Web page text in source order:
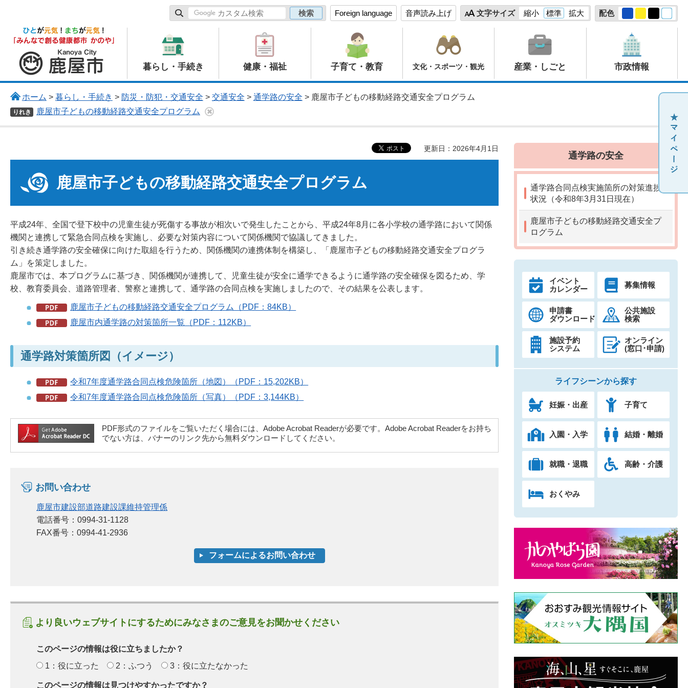
Foreign language 音声読み上げ 文字サイズ 縮小 標準 拡大 配色
鹿屋市
暮らし・手続き 健康・福祉 子育て・教育 文化・スポーツ・観光 産業・しごと 市政情報
ホーム > 暮らし・手続き > 防災・防犯・交通安全 > 交通安全 > 通学路の安全 > 鹿屋市子どもの移動経路交通安全プログラム
りれき 鹿屋市子どもの移動経路交通安全プログラム
更新日：2026年4月1日
鹿屋市子どもの移動経路交通安全プログラム
平成24年、全国で登下校中の児童生徒が死傷する事故が相次いで発生したことから、平成24年8月に各小学校の通学路において関係
機関と連携して緊急合同点検を実施し、必要な対策内容について関係機関で協議してきました。
引き続き通学路の安全確保に向けた取組を行うため、関係機関の連携体制を構築し、「鹿屋市子どもの移動経路交通安全プログラ
ム」を策定しました。
鹿屋市では、本プログラムに基づき、関係機関が連携して、児童生徒が安全に通学できるように通学路の安全確保を図るため、学
校、教育委員会、道路管理者、警察と連携して、通学路の合同点検を実施しましたので、その結果を公表します。
鹿屋市子どもの移動経路交通安全プログラム（PDF：84KB）
鹿屋市内通学路の対策箇所一覧（PDF：112KB）
通学路対策箇所図（イメージ）
令和7年度通学路合同点検危険箇所（地図）（PDF：15,202KB）
令和7年度通学路合同点検危険箇所（写真）（PDF：3,144KB）
PDF形式のファイルをご覧いただく場合には、Adobe Acrobat Readerが必要です。Adobe Acrobat Readerをお持ち
でない方は、バナーのリンク先から無料ダウンロードしてください。
お問い合わせ
鹿屋市建設部道路建設課維持管理係
電話番号：0994-31-1128
FAX番号：0994-41-2936
より良いウェブサイトにするためにみなさまのご意見をお聞かせください
このページの情報は役に立ちましたか？
1：役に立った
2：ふつう 3：役に立たなかった
このページの情報は見つけやすかったですか？
通学路の安全
通学路合同点検実施箇所の対策進捗
状況（令和8年3月31日現在）
鹿屋市子どもの移動経路交通安全プ
ログラム
イベント
カレンダー
募集情報
申請書
ダウンロード
公共施設
検索
施設予約
システム
オンライン
(窓口･申請)
ライフシーンから探す
妊娠・出産 子育て
入園・入学 結婚・離婚
就職・退職 高齢・介護
おくやみ